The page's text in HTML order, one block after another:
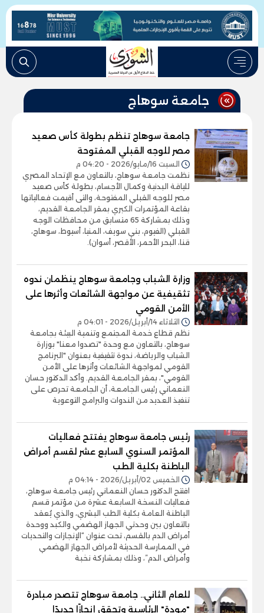
جامعة سوهاج
جامعة سوهاج تنظم بطولة كأس صعيد
مصر للوجه القبلي المفتوحة
السبت 16/مايو/2026 - 04:20 م
نظمت جامعة سوهاج، بالتعاون مع الإتحاد المصري
للياقة البدنية وكمال الأجسام، بطولة كأس صعيد
مصر للوجه القبلي المفتوحة، والتى أقيمت فعالياتها
بقاعة المؤتمرات الكبري بمقر الجامعة القديم،
وذلك بمشاركة 65 متسابق من محافظات الوجه
القبلي (الفيوم، بني سويف، المنيا، أسيوط، سوهاج،
قنا، البحر الأحمر، الأقصر، أسوان).
وزارة الشباب وجامعة سوهاج ينظمان ندوه
تثقيفية عن مواجهة الشائعات وأثرها على
الأمن القومي
الثلاثاء 14/أبريل/2026 - 04:01 م
نظم قطاع خدمة المجتمع وتنمية البيئة بجامعة
سوهاج، بالتعاون مع وحدة "تصدوا معنا" بوزارة
الشباب والرياضة، ندوة تثقيفية بعنوان "البرنامج
القومي لمواجهة الشائعات وأثرها على الأمن
القومي"، بمقر الجامعة القديم. وأكد الدكتور حسان
النعماني رئيس الجامعة، أن الجامعة تحرص على
تنفيذ العديد من الندوات والبرامج التوعوية
رئيس جامعة سوهاج ‏يفتتح فعاليات
المؤتمر السنوي السابع عشر لقسم أمراض
الباطنة بكلية الطب
الخميس 02/أبريل/2026 - 04:14 م
افتتح الدكتور حسان النعماني رئيس جامعة سوهاج،
فعاليات النسخة السابعة عشرة من مؤتمر قسم
الباطنة العامة بكلية الطب البشري، والذي يُعقد
بالتعاون بين وحدتي الجهاز الهضمي والكبد ووحدة
أمراض الدم بالقسم، تحت عنوان “الإنجازات والتحديات
في الممارسة الحديثة لأمراض الجهاز الهضمي
وأمراض الدم”، وذلك بمشاركة نخبة
للعام الثاني.. جامعة سوهاج تتصدر مبادرة
"مودة" الرئاسية وتحقق إنجازًا جديدًا